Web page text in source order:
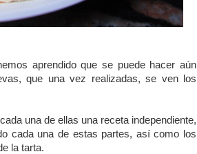
aprendido que se puede hacer aún
que una vez realizadas, se ven los
una de ellas una receta independiente,
cada una de estas partes, así como los
la tarta.